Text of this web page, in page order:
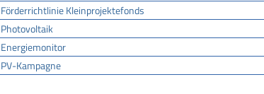
Förderrichtlinie Kleinprojektefonds
Photovoltaik
Energiemonitor
PV-Kampagne